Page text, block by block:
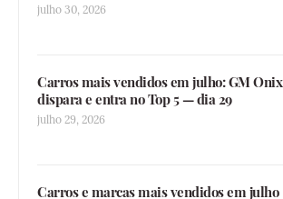
julho 30, 2026
Carros mais vendidos em julho: GM Onix
dispara e entra no Top 5 — dia 29
julho 29, 2026
Carros e marcas mais vendidos em julho